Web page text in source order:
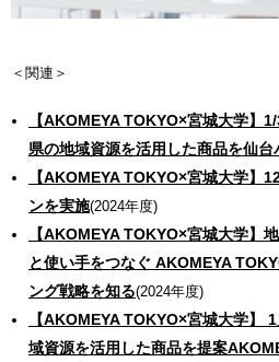
＜関連＞
【AKOMEYA TOKYO×宮城大学】
県の地域資源を活用した商品を仙
【AKOMEYA TOKYO×宮城大学】
ンを実施(2024年度)
【AKOMEYA TOKYO×宮城大学】
と使い手をつなぐ AKOMEYA
ング戦略を知る(2024年度)
【AKOMEYA TOKYO×宮城大学】
域資源を活用した商品を提案